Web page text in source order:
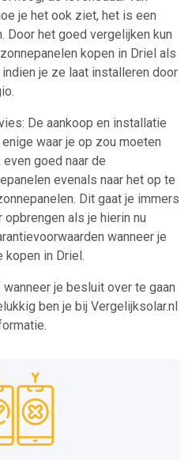
je het ook ziet, het is een
Door het goed vergelijken kun
kopen in Driel als
je ze laat installeren door
De aankoop en installatie
waar je op zou moeten
goed naar de
evenals naar het op te
Dit gaat je immers
als je hierin nu
wanneer je
kopen in Driel.
je besluit over te gaan
ben je bij Vergelijksolar.nl